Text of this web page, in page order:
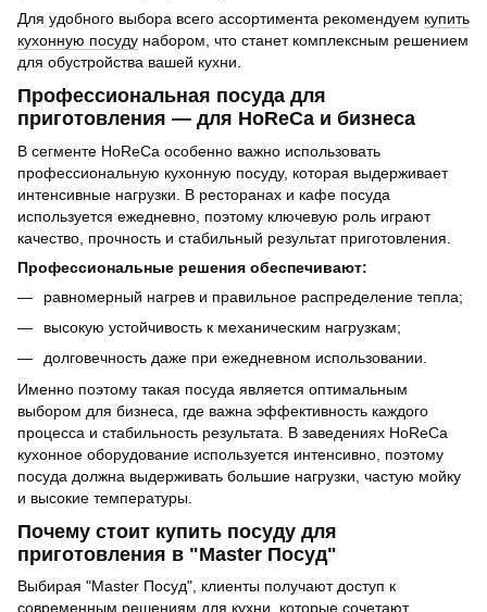
Для удобного выбора всего ассортимента рекомендуем купить
кухонную посуду набором, что станет комплексным решением
для обустройства вашей кухни.
Профессиональная посуда для
приготовления — для HoReCa и бизнеса
В сегменте HoReCa особенно важно использовать
профессиональную кухонную посуду, которая выдерживает
интенсивные нагрузки. В ресторанах и кафе посуда
используется ежедневно, поэтому ключевую роль играют
качество, прочность и стабильный результат приготовления.
Профессиональные решения обеспечивают:
равномерный нагрев и правильное распределение тепла;
высокую устойчивость к механическим нагрузкам;
долговечность даже при ежедневном использовании.
Именно поэтому такая посуда является оптимальным
выбором для бизнеса, где важна эффективность каждого
процесса и стабильность результата. В заведениях HoReCa
кухонное оборудование используется интенсивно, поэтому
посуда должна выдерживать большие нагрузки, частую мойку
и высокие температуры.
Почему стоит купить посуду для
приготовления в "Master Посуд"
Выбирая "Master Посуд", клиенты получают доступ к
современным решениям для кухни, которые сочетают